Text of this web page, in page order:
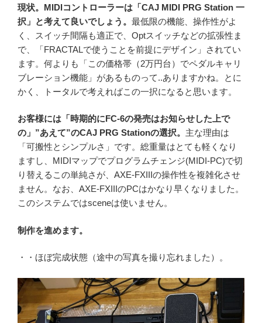
現状。MIDIコントローラーは「CAJ MIDI PRG Station 一
択」と考えて良いでしょう。 最低限の機能、操作性がよ
く、スイッチ間隔も適正で、Optスイッチなどの拡張性ま
で、「FRACTALで使うことを前提にデザイン」されてい
ます。何よりも「この価格帯（2万円台）でペダルキャリ
ブレーション機能」があるものって..ありますかね。とに
かく、トータルで考えればこの一択になると思います。
お客様には「時期的にFC-6の発売はお知らせした上で
の」”あえて”のCAJ PRG Stationの選択。 主な理由は
「可搬性とシンプルさ」です。総重量はとても軽くなり
ますし、MIDIマップでプログラムチェンジ(MIDI-PC)で切
り替えるこの単純さが、AXE-FXIIIの操作性を複雑化させ
ません。なお、AXE-FXIIIのPCはかなり早くなりました。
このシステムではsceneは使いません。
制作を進めます。
・・ほぼ完成状態（途中の写真を撮り忘れました）。